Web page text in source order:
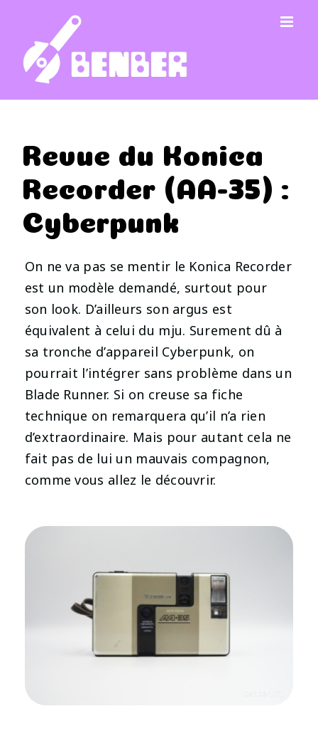
contenu
Revue du Konica
Recorder (AA-35) :
Cyberpunk
On ne va pas se mentir le Konica Recorder
est un modèle demandé, surtout pour
son look. D’ailleurs son argus est
équivalent à celui du mju. Surement dû à
sa tronche d’appareil Cyberpunk, on
pourrait l’intégrer sans problème dans un
Blade Runner. Si on creuse sa fiche
technique on remarquera qu’il n’a rien
d’extraordinaire. Mais pour autant cela ne
fait pas de lui un mauvais compagnon,
comme vous allez le découvrir.